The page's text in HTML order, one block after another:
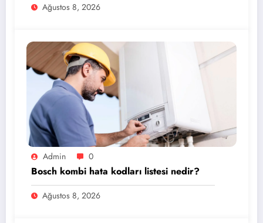
Ağustos 8, 2026
Admin 0
Bosch kombi hata kodları listesi nedir?
Ağustos 8, 2026